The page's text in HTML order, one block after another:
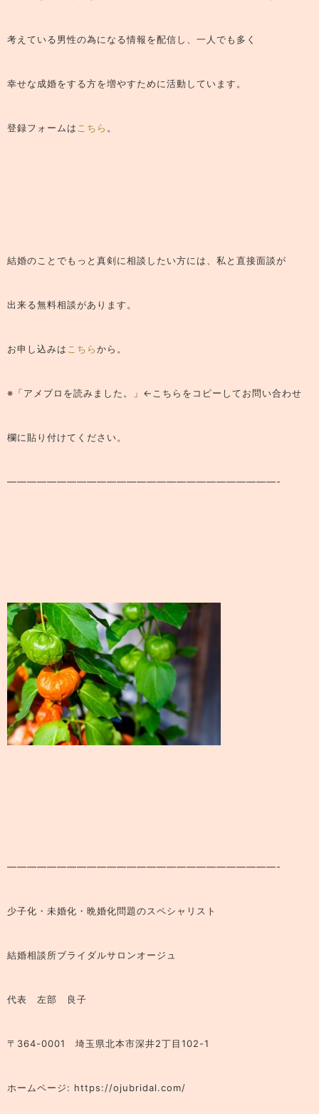
考えている男性の為になる情報を配信し、一人でも多く
幸せな成婚をする方を増やすために活動しています。
登録フォームは こちら 。
結婚のことでもっと真剣に相談したい方には、私と直接面談が
出来る無料相談があります。
お申し込みは こちらから。
※「アメブロを読みました。」←こちらをコピーしてお問い合わせ
欄に貼り付けてください。
———————————————————————————-
———————————————————————————-
少子化・未婚化・晩婚化問題のスペシャリスト
結婚相談所ブライダルサロンオージュ
代表 左部 良子
〒364-0001 埼玉県北本市深井2丁目102-1
ホームページ: https://ojubridal.com/